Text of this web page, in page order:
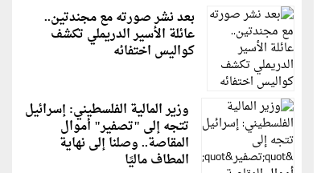
بعد نشر صورته مع مجندتين..
عائلة الأسير الدريملي تكشف
كواليس اختفائه
وزير المالية الفلسطيني: إسرائيل
تتجه إلى "تصفير" أموال
المقاصة.. وصلنا إلى نهاية
المطاف ماليًا